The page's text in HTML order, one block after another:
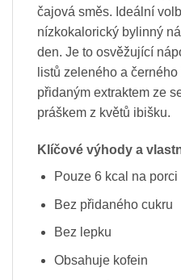
čajová směs. Ideální
nízkokalorický bylinný
den. Je to osvěžující
listů zeleného a
přidaným extraktem ze
práškem z květů ibišku.
Klíčové výhody a
Pouze 6 kcal na porci
Bez přidaného cukru
Bez lepku
Obsahuje kofein